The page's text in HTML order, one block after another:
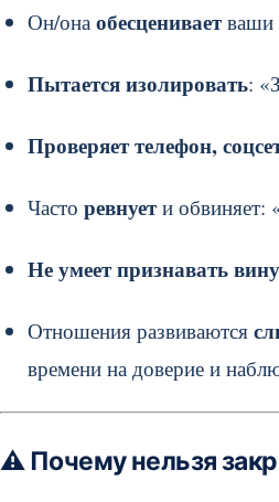
Он/она обесценивает ваши
Пытается изолировать:
Проверяет телефон,
Часто ревнует и обвиняет:
Не умеет признавать вину
Отношения развиваются
времени на доверие и
⚠️ Почему нельзя